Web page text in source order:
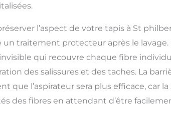
l’aspect de votre tapis à St
un traitement protecteur après le lavage.
qui recouvre chaque fibre
des salissures et des taches. La
que l’aspirateur sera plus efficace, car
des fibres en attendant d’être